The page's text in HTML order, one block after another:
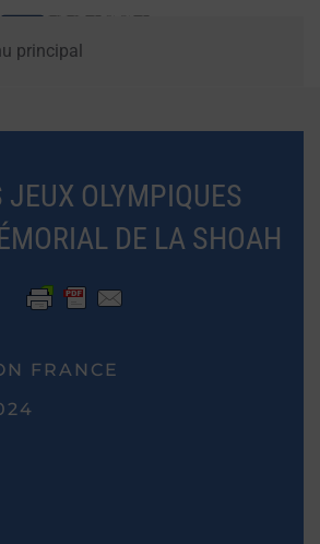
principal
JEUX OLYMPIQUES
DE LA SHOAH
FRANCE